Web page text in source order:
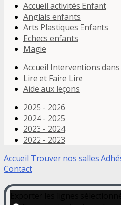
Accueil activités Enfant
Anglais enfants
Arts Plastiques Enfants
Echecs enfants
Magie
Accueil Interventions dans
Lire et Faire Lire
Aide aux leçons
2025 - 2026
2024 - 2025
2023 - 2024
2022 - 2023
Accueil Trouver nos salles
Contact